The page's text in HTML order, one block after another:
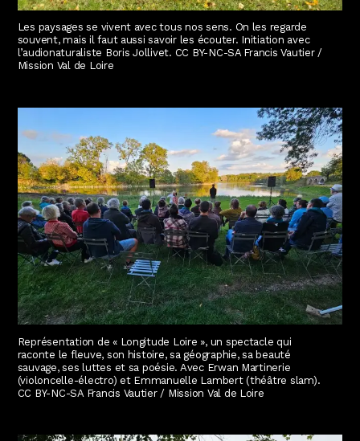
Les paysages se vivent avec tous nos sens. On les regarde
souvent, mais il faut aussi savoir les écouter. Initiation avec
l’audionaturaliste Boris Jollivet. CC BY-NC-SA Francis Vautier /
Mission Val de Loire
Représentation de « Longitude Loire », un spectacle qui
raconte le fleuve, son histoire, sa géographie, sa beauté
sauvage, ses luttes et sa poésie. Avec Erwan Martinerie
(violoncelle-électro) et Emmanuelle Lambert (théâtre slam).
CC BY-NC-SA Francis Vautier / Mission Val de Loire